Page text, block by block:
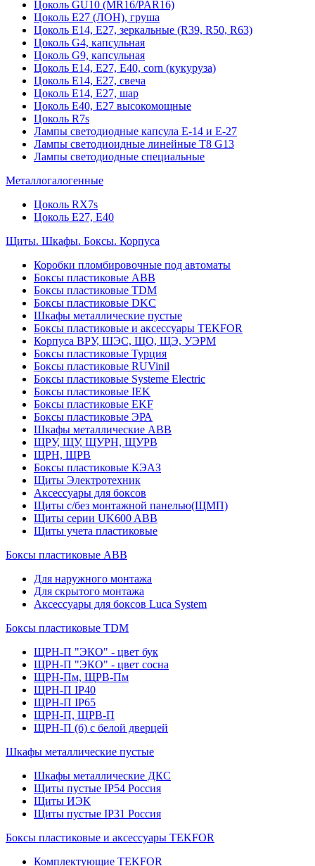
Цоколь GU10 (MR16/PAR16)
Цоколь Е27 (ЛОН), груша
Цоколь Е14, Е27, зеркальные (R39, R50, R63)
Цоколь G4, капсульная
Цоколь G9, капсульная
Цоколь Е14, Е27, Е40, corn (кукуруза)
Цоколь Е14, Е27, свеча
Цоколь Е14, Е27, шар
Цоколь Е40, Е27 высокомощные
Цоколь R7s
Лампы светодиодные капсула Е-14 и Е-27
Лампы светодиоидные линейные T8 G13
Лампы светодиодные специальные
Металлогалогенные
Цоколь RX7s
Цоколь Е27, E40
Щиты. Шкафы. Боксы. Корпуса
Коробки пломбировочные под автоматы
Боксы пластиковые ABB
Боксы пластиковые TDM
Боксы пластиковые DKC
Шкафы металлические пустые
Боксы пластиковые и аксессуары TEKFOR
Корпуса ВРУ, ШЭС, ЩО, ЩЭ, УЭРМ
Боксы пластиковые Турция
Боксы пластиковые RUVinil
Боксы пластиковые Systeme Electric
Боксы пластиковые IEK
Боксы пластиковые EKF
Боксы пластиковые ЭРА
Шкафы металлические ABB
ЩРУ, ЩУ, ЩУРН, ЩУРВ
ЩРН, ЩРВ
Боксы пластиковые КЭАЗ
Щиты Электротехник
Аксессуары для боксов
Щиты с/без монтажной панелью(ЩМП)
Щиты серии UK600 ABB
Щиты учета пластиковые
Боксы пластиковые ABB
Для наружного монтажа
Для скрытого монтажа
Аксессуары для боксов Luca System
Боксы пластиковые TDM
ЩРН-П "ЭКО" - цвет бук
ЩРН-П "ЭКО" - цвет сосна
ЩРН-Пм, ЩРВ-Пм
ЩРН-П IP40
ЩРН-П IP65
ЩРН-П, ЩРВ-П
ЩРН-П (б) с белой дверцей
Шкафы металлические пустые
Шкафы металлические ДКС
Щиты пустые IP54 Россия
Щиты ИЭК
Щиты пустые IP31 Россия
Боксы пластиковые и аксессуары TEKFOR
Комплектующие TEKFOR